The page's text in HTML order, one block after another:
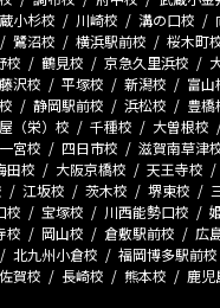
小杉校 川崎校 溝の口校
鷺沼校 横浜駅前校
桜木町
校 鶴見校 京急久里浜校
藤沢校 平塚校 新潟校 富山
静岡駅前校 浜松校 豊橋
（栄）校 千種校 大曽根校
一宮校 四日市校
滋賀南草津
田校 大阪京橋校
天王寺校
江坂校 茨木校 堺東校
校 宝塚校 川西能勢口校
校 岡山校 倉敷駅前校
広
北九州小倉校
福岡博多駅前校
佐賀校 長崎校 熊本校
鹿児